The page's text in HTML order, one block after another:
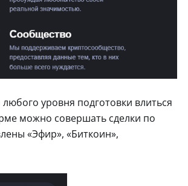
уровня подготовки влиться
можно совершать сделки по
«Эфир», «Биткоин»,